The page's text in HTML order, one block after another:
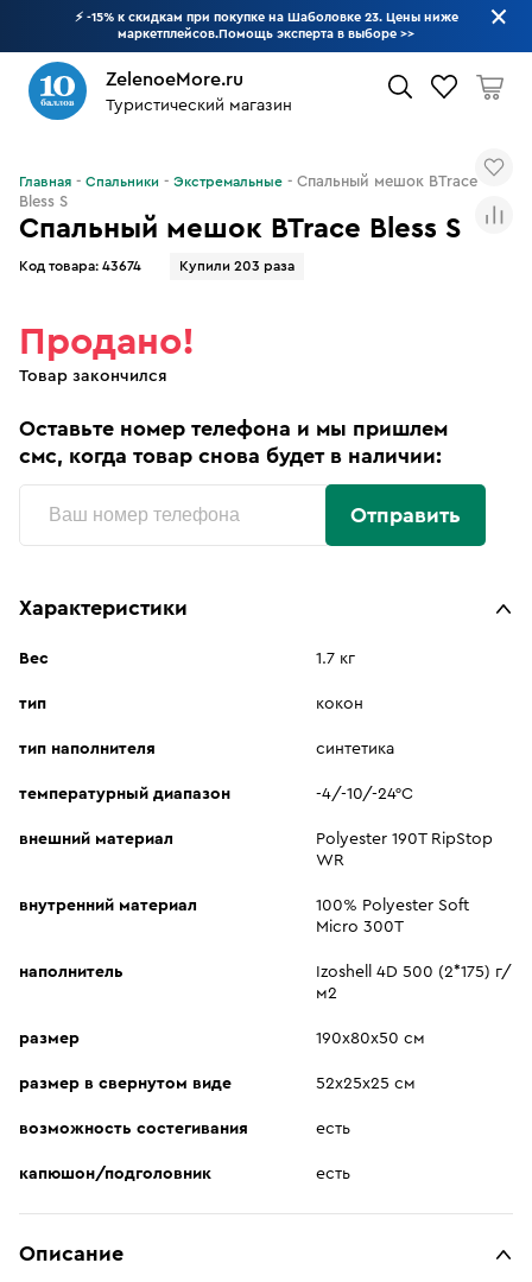
⚡ -15% к скидкам при покупке на Шаболовке 23. Цены ниже
маркетплейсов.Помощь эксперта в выборе >>
ZelenoeMore.ru
Туристический магазин
Спальный мешок BTrace Bless S
Код товара: 43674 Купили 203 раза
Главная Спальники Экстремальные
Спальный мешок BTrace
Bless S
Продано!
Товар закончился
Оставьте номер телефона и мы пришлем
смс, когда товар снова будет в наличии:
Отправить
Характеристики
Вес 1.7 кг
тип кокон
тип наполнителя синтетика
температурный диапазон -4/-10/-24°C
внешний материал
Polyester 190T RipStop
WR
внутренний материал
100% Polyester Soft
Micro 300T
наполнитель
Izoshell 4D 500 (2*175) г/
м2
размер 190х80x50 см
размер в свернутом виде 52х25х25 см
возможность состегивания есть
капюшон/подголовник есть
Описание